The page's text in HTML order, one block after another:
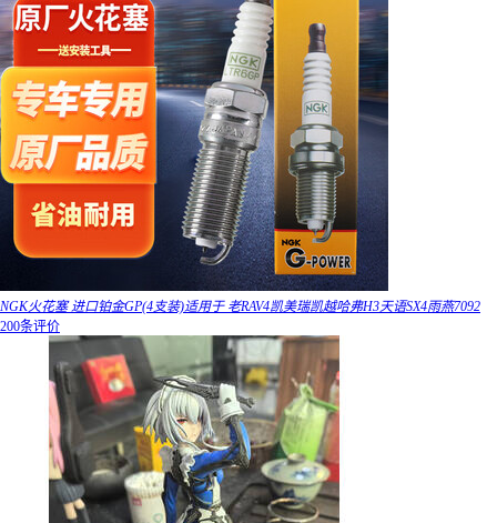
NGK火花塞 进口铂金GP(4支装)适用于 老RAV4凯美瑞凯越哈弗H3天语SX4雨燕7092
200条评价